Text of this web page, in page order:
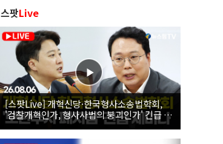
스팟Live
[스팟Live] 개혁신당·한국형사소송법학회,
'검찰개혁인가, 형사사법의 붕괴인가' 긴급 세
미나｜26.08.06